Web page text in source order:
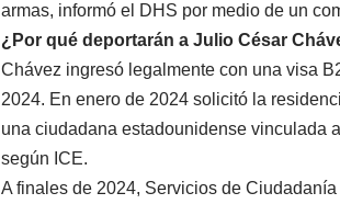
armas, informó el DHS por medio de un
¿Por qué deportarán a Julio César
Chávez ingresó legalmente con una visa
2024. En enero de 2024 solicitó la
una ciudadana estadounidense vinculada
según ICE.
A finales de 2024, Servicios de